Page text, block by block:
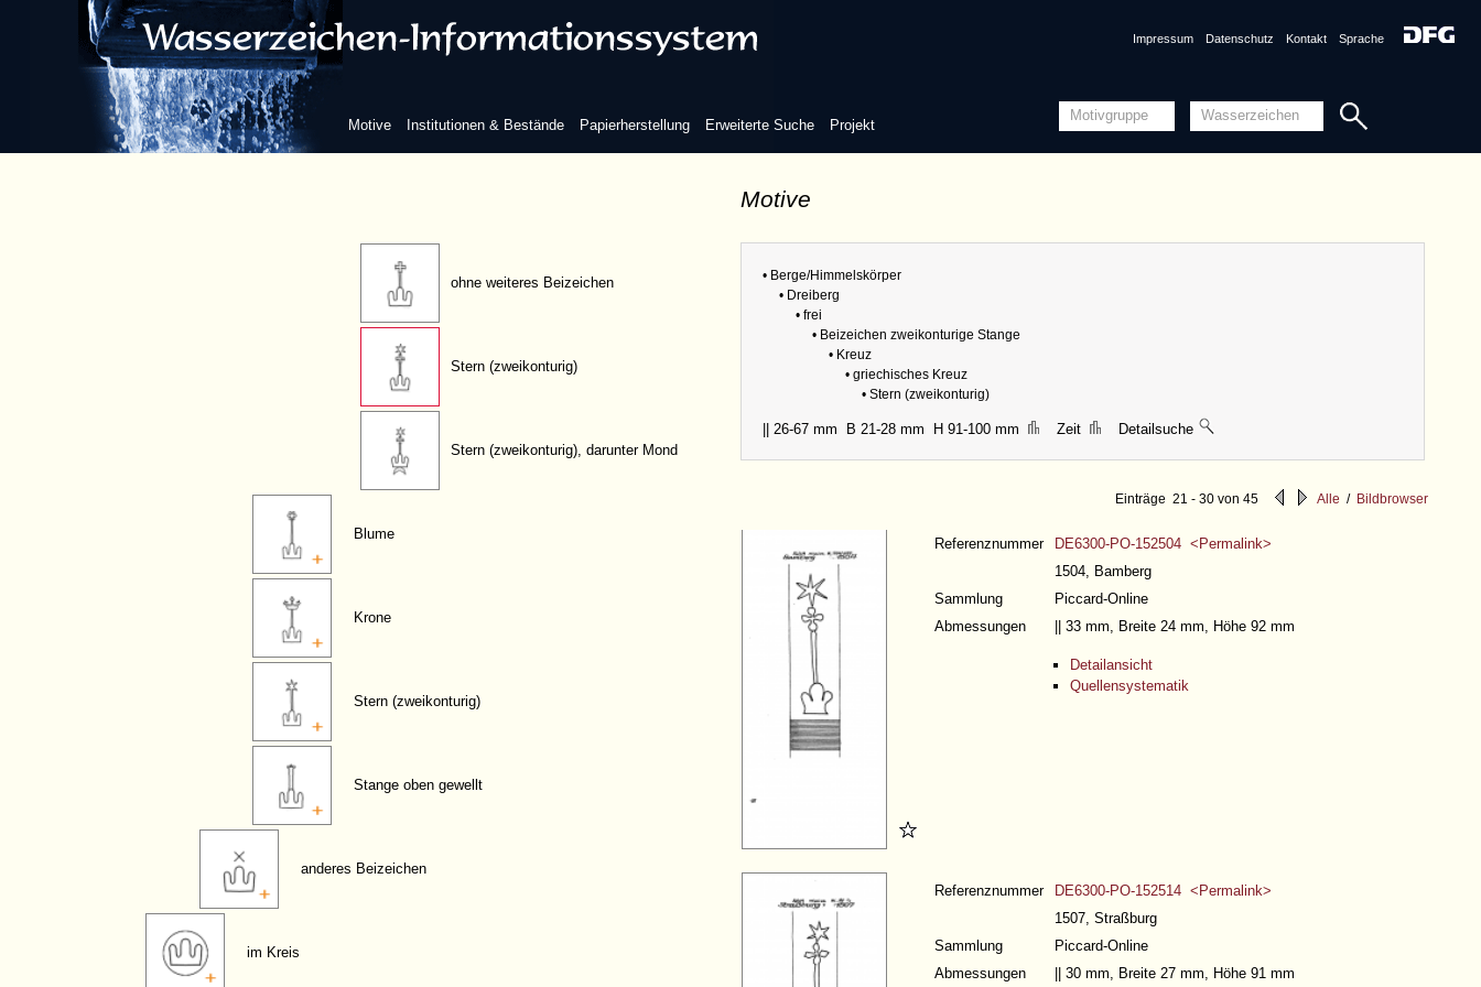
Motive Institutionen & Bestände Papierherstellung Erweiterte Suche Projekt
Impressum Datenschutz Kontakt Sprache
Motive
kugelbesetztes Kreuz
Taukreuz
ohne weiteres Beizeichen
Stern (zweikonturig)
Stern (zweikonturig), darunter Mond
Blume
Krone
Stern (zweikonturig)
Stange oben gewellt
anderes Beizeichen
im Kreis
• Berge/Himmelskörper
• Dreiberg
• frei
• Beizeichen zweikonturige Stange
• Kreuz
• griechisches Kreuz
• Stern (zweikonturig)
|| 26-67 mm B 21-28 mm H 91-100 mm Zeit Detailsuche
Einträge 21 - 30 von 45 Alle / Bildbrowser
Referenznummer
DE6300-PO-152504 <Permalink>
1504, Bamberg
Sammlung
Piccard-Online
Abmessungen
|| 33 mm, Breite 24 mm, Höhe 92 mm
Detailansicht
Quellensystematik
Referenznummer
DE6300-PO-152514 <Permalink>
1507, Straßburg
Sammlung
Piccard-Online
Abmessungen
|| 30 mm, Breite 27 mm, Höhe 91 mm